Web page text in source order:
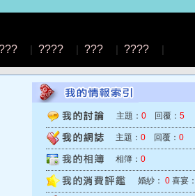
| ???? | ??? | ???? |
主題： 0 回覆： 5
主題： 0 回覆： 0
相簿： 0
婚紗： 0 喜宴：